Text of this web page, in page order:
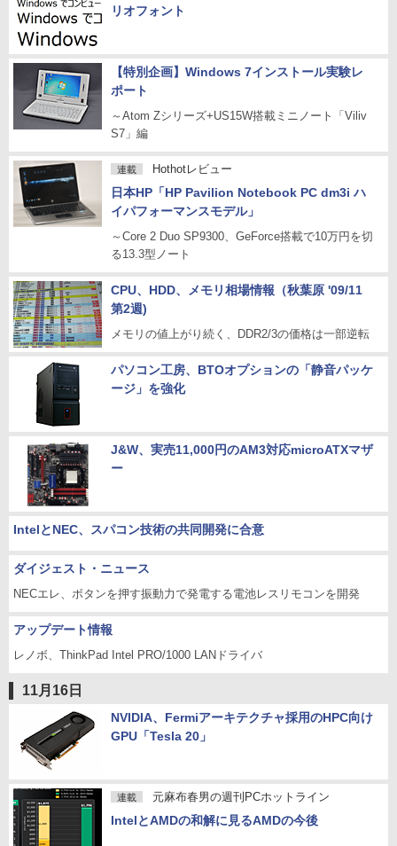
リオフォント
【特別企画】Windows 7インストール実験レ
ポート
～Atom Zシリーズ+US15W搭載ミニノート「Viliv
S7」編
連載 Hothotレビュー
日本HP「HP Pavilion Notebook PC dm3i ハ
イパフォーマンスモデル」
～Core 2 Duo SP9300、GeForce搭載で10万円を切
る13.3型ノート
CPU、HDD、メモリ相場情報（秋葉原 '09/11
第2週)
メモリの値上がり続く、DDR2/3の価格は一部逆転
パソコン工房、BTOオプションの「静音パッケ
ージ」を強化
J&W、実売11,000円のAM3対応microATXマザ
ー
IntelとNEC、スパコン技術の共同開発に合意
ダイジェスト・ニュース
NECエレ、ボタンを押す振動力で発電する電池レスリモコンを開発
アップデート情報
レノボ、ThinkPad Intel PRO/1000 LANドライバ
11月16日
NVIDIA、Fermiアーキテクチャ採用のHPC向け
GPU「Tesla 20」
連載 元麻布春男の週刊PCホットライン
IntelとAMDの和解に見るAMDの今後